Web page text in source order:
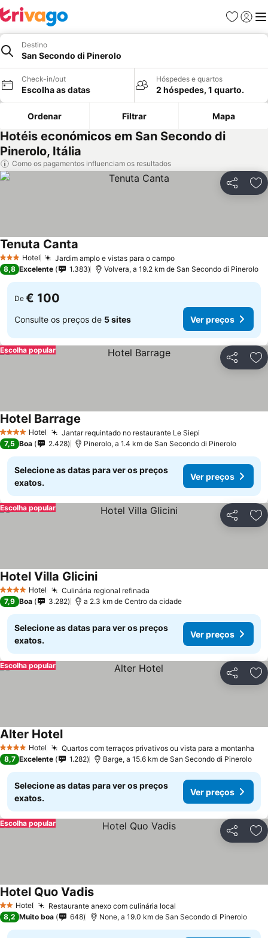
Favoritos
Iniciar
Destino
San Secondo di Pinerolo
Check-in/out
Escolha as datas
Hóspedes e quartos
2 hóspedes, 1 quarto.
Ordenar Filtrar Mapa
Hotéis económicos em San Secondo di
Pinerolo, Itália
Como os pagamentos influenciam os resultados
Partilhar
3 EstrelasHotel Jardim amplo e vistas para o campo
Tenuta Canta
8,8 Excelente 1.383 Volvera, a 19.2 km de San Secondo di Pinerolo
De € 100
Consulte os preços de 5 sites Ver preços
Partilhar
Escolha popular
4 EstrelasHotel Jantar requintado no restaurante Le Siepi
Hotel Barrage
7,5 Boa 2.428 Pinerolo, a 1.4 km de San Secondo di Pinerolo
Selecione as datas para ver os preços
exatos.
Ver preços
Partilhar
Escolha popular
4 EstrelasHotel Culinária regional refinada
Hotel Villa Glicini
7,9 Boa 3.282 a 2.3 km de Centro da cidade
Selecione as datas para ver os preços
exatos.
Ver preços
Partilhar
Escolha popular
4 EstrelasHotel Quartos com terraços privativos ou vista para a montanha
Alter Hotel
8,7 Excelente 1.282 Barge, a 15.6 km de San Secondo di Pinerolo
Selecione as datas para ver os preços
exatos.
Ver preços
Partilhar
Escolha popular
2 Estrelas
Hotel Restaurante anexo com culinária local
Hotel Quo Vadis
8,2 Muito boa 648 None, a 19.0 km de San Secondo di Pinerolo